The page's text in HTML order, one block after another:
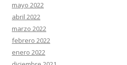
mayo 2022
abril 2022
marzo 2022
febrero 2022
enero 2022